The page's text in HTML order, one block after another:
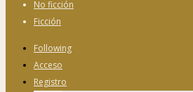
No ficción
Ficción
Following
Acceso
Registro